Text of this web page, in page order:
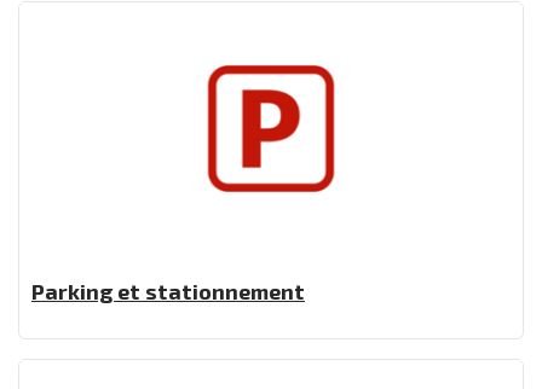
Parking et stationnement